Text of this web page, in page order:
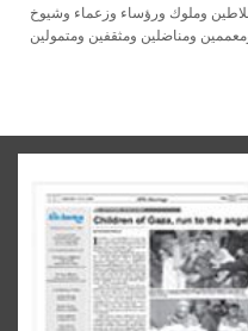
وملوك ورؤساء وزعماء وشيوخ